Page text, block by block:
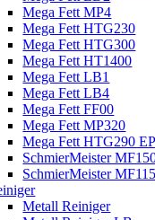
Mega Fett MP4
Mega Fett HTG230
Mega Fett HTG300
Mega Fett HT1400
Mega Fett LB1
Mega Fett LB4
Mega Fett FF00
Mega Fett MP320
Mega Fett HTG290
SchmierMeister
SchmierMeister MF115
Metall Reiniger